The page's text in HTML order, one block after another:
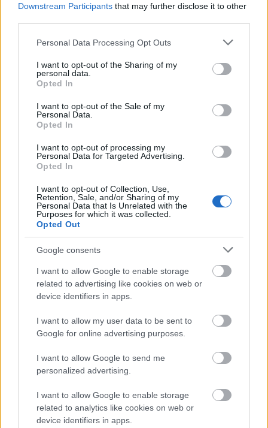
Downstream Participants that may further disclose it to other
Please note that this website/app uses one or more Google
not limited to your visit or usage behaviour. You may click to
grant or deny consent to Google and its third-party tags to
use your data for below specified purposes in below Google
consent section.
Personal Data Processing Opt Outs
I want to opt-out of the Sharing of my
personal data.
Opted In
I want to opt-out of the Sale of my
Personal Data.
Opted In
I want to opt-out of processing my
Personal Data for Targeted Advertising.
Opted In
I want to opt-out of Collection, Use,
Retention, Sale, and/or Sharing of my
Personal Data that Is Unrelated with the
Purposes for which it was collected.
Opted Out
Google consents
I want to allow Google to enable storage
related to advertising like cookies on web or
device identifiers in apps.
I want to allow my user data to be sent to
Google for online advertising purposes.
I want to allow Google to send me
personalized advertising.
I want to allow Google to enable storage
related to analytics like cookies on web or
device identifiers in apps.
Ajunsa in mansarda, te asezi pe sofa si constati ca
mai ai doar un singur lucru de facut - curatarea
tapiteriei. Rasufli usuratapentru ca Air Force
dispune de doua accesorii - unul pentru
tapiterii si altul pentru spatii inguste, iar tu ai
terminat curatenia cat ai spune...